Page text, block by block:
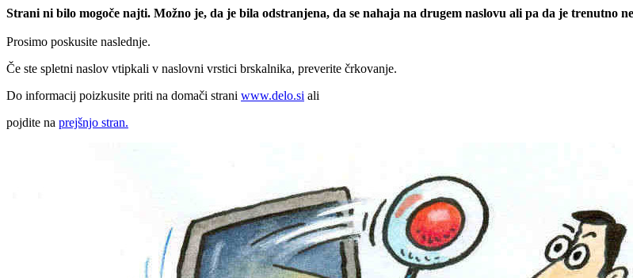
Strani ni bilo mogoče najti. Možno je, da je bila odstranjena, da se nahaja na drugem naslovu ali pa da je trenutno
Prosimo poskusite naslednje.
Če ste spletni naslov vtipkali v naslovni vrstici brskalnika, preverite črkovanje.
Do informacij poizkusite priti na domači strani www.delo.si ali
pojdite na prejšnjo stran.